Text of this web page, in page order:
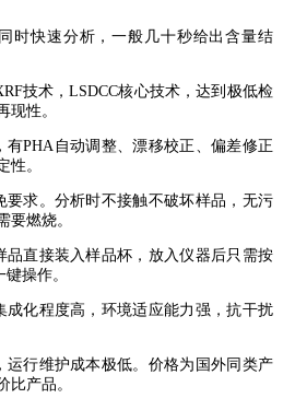
时快速分析，一般几十秒给出含量结
技术，LSDCC核心技术，达到极低检
现性。
有PHA 自动调整、漂移校正、偏差修正
性。
求。 分析时不接触不破坏样品，无污
要燃烧。
品直接装入样品杯，放入仪器后只需按
操作。
成化程度高，环境适应能力强，抗干扰
运行维护成本极低。价格为国外同类产
比产品。